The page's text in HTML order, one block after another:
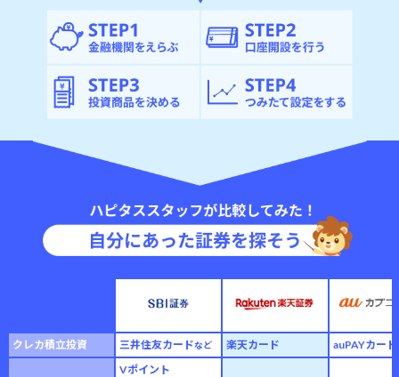
クレカ積立投資 三井住友カードなど 楽天カード auPAYカード
Vポイント